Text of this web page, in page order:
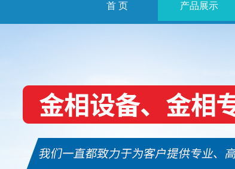
首 页 产品展示